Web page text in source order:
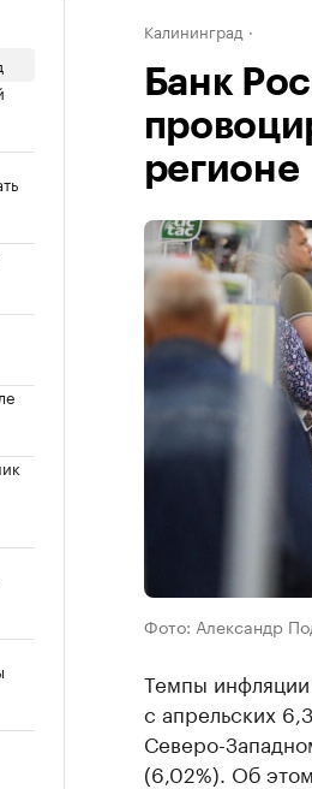
Калининград
Банк
регионе
Фото: Александр
Темпы
с апрельских
Северо-
(6,02%). Об этом